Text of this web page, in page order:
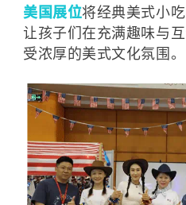
美国展位将经典美式小
让孩子们在充满趣味与
受浓厚的美式文化氛围。